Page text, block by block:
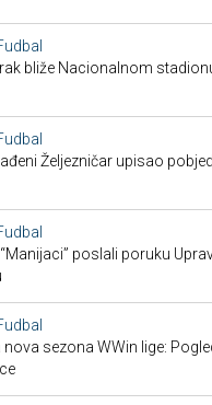
bliže Nacionalnom
Željezničar upisao
poslali poruku
nova sezona WWin lige: